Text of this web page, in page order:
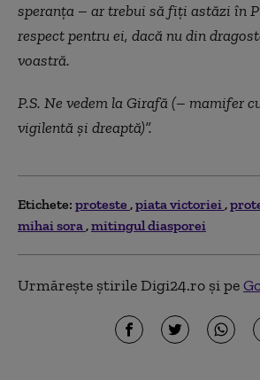
speranța – ar trebui să fiți astăzi în
respect pentru ei, dacă nu din
voastră.
P.S. Ne vedem la Girafă (– mamifer
vigilentă și dreaptă)”.
Etichete: proteste piata victoriei
mihai sora mitingul diasporei
Urmărește știrile Digi24.ro și pe